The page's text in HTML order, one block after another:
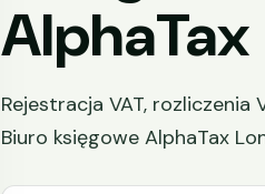
AlphaTax
Rejestracja VAT,
Biuro księgowe AlphaTax